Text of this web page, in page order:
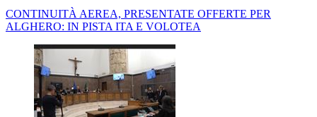
CONTINUITÀ AEREA, PRESENTATE OFFERTE PER
ALGHERO: IN PISTA ITA E VOLOTEA